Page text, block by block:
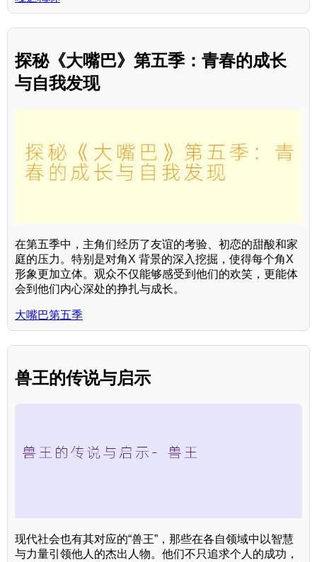
探秘《大嘴巴》第五季：青春的成长
与自我发现
在第五季中，主角们经历了友谊的考验、初恋的甜酸和家
庭的压力。特别是对角X 背景的深入挖掘，使得每个角X
形象更加立体。观众不仅能够感受到他们的欢笑，更能体
会到他们内心深处的挣扎与成长。
大嘴巴第五季
兽王的传说与启示
现代社会也有其对应的“兽王”，那些在各自领域中以智慧
与力量引领他人的杰出人物。他们不只追求个人的成功，